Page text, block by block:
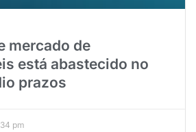
mercado de
está abastecido no
prazos
pm